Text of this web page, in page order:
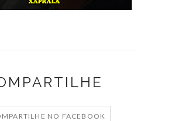
NO FACEBOOK